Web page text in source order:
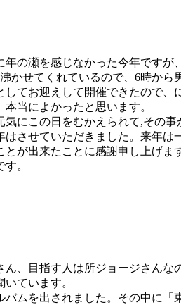
の瀬を感じなかった今年です
かせてくれているので、6時か
てお迎えして開催できたので
当によかったと思います。
にこの日をむかえられて,その
させていただきました。来年
が出来たことに感謝申し上げ
。
、目指す人は所ジョージさん
ています。
ムを出されました。その中に